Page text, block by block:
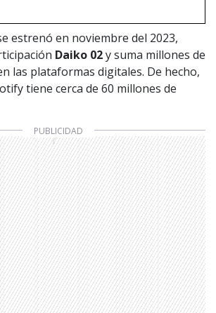
estrenó en noviembre del 2023,
Daiko 02y suma millones de
las plataformas digitales. De hecho,
tiene cerca de 60 millones de